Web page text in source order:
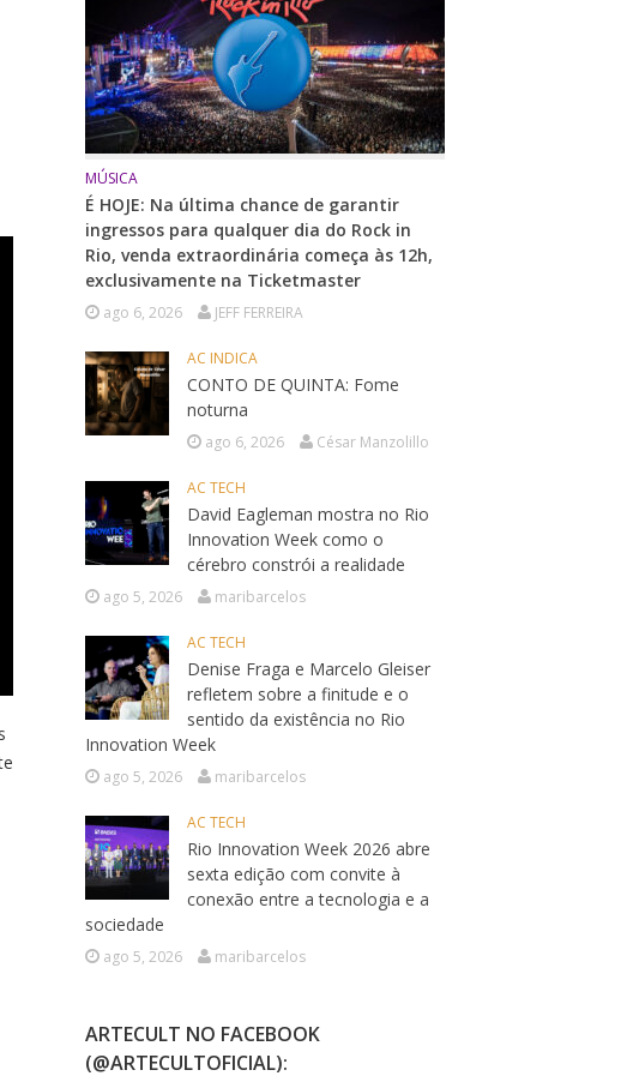
MÚSICA
É HOJE: Na última chance de garantir
ingressos para qualquer dia do Rock in
Rio, venda extraordinária começa às 12h,
exclusivamente na Ticketmaster
ago 6, 2026 JEFF FERREIRA
AC INDICA
CONTO DE QUINTA: Fome
noturna
ago 6, 2026 César Manzolillo
AC TECH
David Eagleman mostra no Rio
Innovation Week como o
cérebro constrói a realidade
ago 5, 2026 maribarcelos
AC TECH
Denise Fraga e Marcelo Gleiser
refletem sobre a finitude e o
sentido da existência no Rio
Innovation Week
ago 5, 2026 maribarcelos
AC TECH
Rio Innovation Week 2026 abre
sexta edição com convite à
conexão entre a tecnologia e a
sociedade
ago 5, 2026 maribarcelos
ARTECULT NO FACEBOOK
(@ARTECULTOFICIAL):